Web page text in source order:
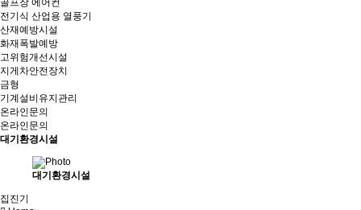
골프장 에어컨
전기식 산업용 열풍기
산재예방시설
화재폭발예방
고위험개선시설
지게차안전장치
금형
기계설비유지관리
온라인문의
온라인문의
대기환경시설
대기환경시설
집진기